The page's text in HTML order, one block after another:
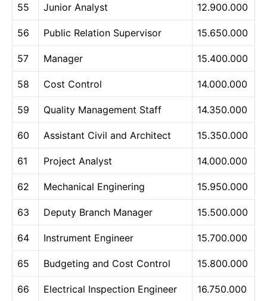
55 Junior Analyst 12.900.000
56 Public Relation Supervisor 15.650.000
57 Manager 15.400.000
58 Cost Control 14.000.000
59 Quality Management Staff 14.350.000
60 Assistant Civil and Architect 15.350.000
61 Project Analyst 14.000.000
62 Mechanical Enginering 15.950.000
63 Deputy Branch Manager 15.500.000
64 Instrument Engineer 15.700.000
65 Budgeting and Cost Control 15.800.000
66 Electrical Inspection Engineer 16.750.000